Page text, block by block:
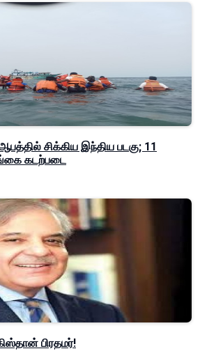
சிக்கிய இந்திய படகு; 11
கடற்படை
பிரதமர்!